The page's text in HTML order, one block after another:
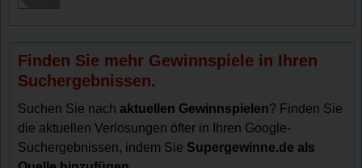
Finden Sie mehr Gewinnspiele in Ihren
Suchergebnissen.
Suchen Sie nachaktuellen Gewinnspielen? Finden Sie
die aktuellen Verlosungen öfter in Ihren Google-
Suchergebnissen, indem Sie Supergewinne.de als